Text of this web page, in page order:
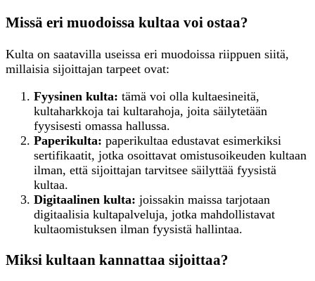
Missä eri muodoissa kultaa voi ostaa?
Kulta on saatavilla useissa eri muodoissa riippuen siitä,
millaisia sijoittajan tarpeet ovat:
Fyysinen kulta: tämä voi olla kultaesineitä,
kultaharkkoja tai kultarahoja, joita säilytetään
fyysisesti omassa hallussa.
Paperikulta: paperikultaa edustavat esimerkiksi
sertifikaatit, jotka osoittavat omistusoikeuden kultaan
ilman, että sijoittajan tarvitsee säilyttää fyysistä
kultaa.
Digitaalinen kulta: joissakin maissa tarjotaan
digitaalisia kultapalveluja, jotka mahdollistavat
kultaomistuksen ilman fyysistä hallintaa.
Miksi kultaan kannattaa sijoittaa?